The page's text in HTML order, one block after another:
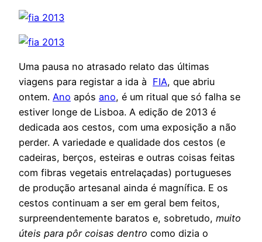
Uma pausa no atrasado relato das últimas
viagens para registar a ida à FIA, que abriu
ontem. Ano após ano, é um ritual que só falha se
estiver longe de Lisboa. A edição de 2013 é
dedicada aos cestos, com uma exposição a não
perder. A variedade e qualidade dos cestos (e
cadeiras, berços, esteiras e outras coisas feitas
com fibras vegetais entrelaçadas) portugueses
de produção artesanal ainda é magnífica. E os
cestos continuam a ser em geral bem feitos,
surpreendentemente baratos e, sobretudo, muito
úteis para pôr coisas dentro como dizia o